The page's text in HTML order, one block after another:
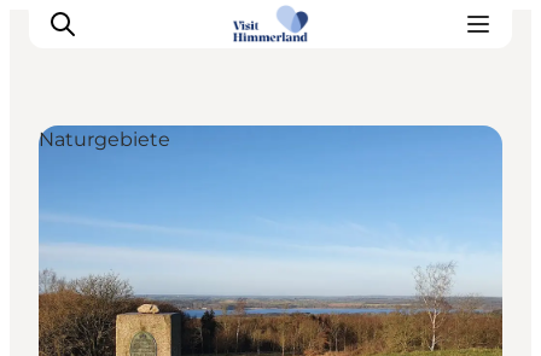
Erlebnisse
Natur
Städte und Orte
Das passiert
Reiseplanung
Naturgebiete